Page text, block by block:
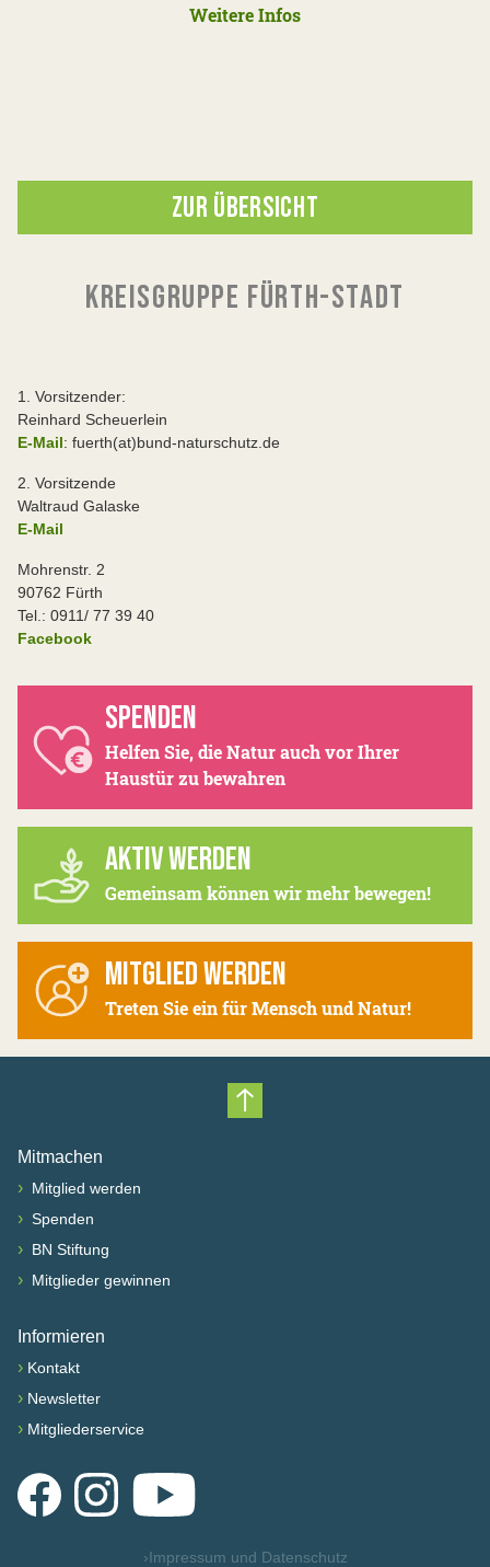
Weitere Infos
ZUR ÜBERSICHT
KREISGRUPPE FÜRTH-STADT
1. Vorsitzender:
Reinhard Scheuerlein
E-Mail: fuerth(at)bund-naturschutz.de
2. Vorsitzende
Waltraud Galaske
E-Mail
Mohrenstr. 2
90762 Fürth
Tel.: 0911/ 77 39 40
Facebook
SPENDEN
Helfen Sie, die Natur auch vor Ihrer
Haustür zu bewahren
AKTIV WERDEN
Gemeinsam können wir mehr bewegen!
MITGLIED WERDEN
Treten Sie ein für Mensch und Natur!
Nach oben scrollen
Mitmachen
› Mitglied werden
› Spenden
› BN Stiftung
› Mitglieder gewinnen
Informieren
› Kontakt
› Newsletter
› Mitgliederservice
FacebookInstagramYouTube
›Impressum und Datenschutz